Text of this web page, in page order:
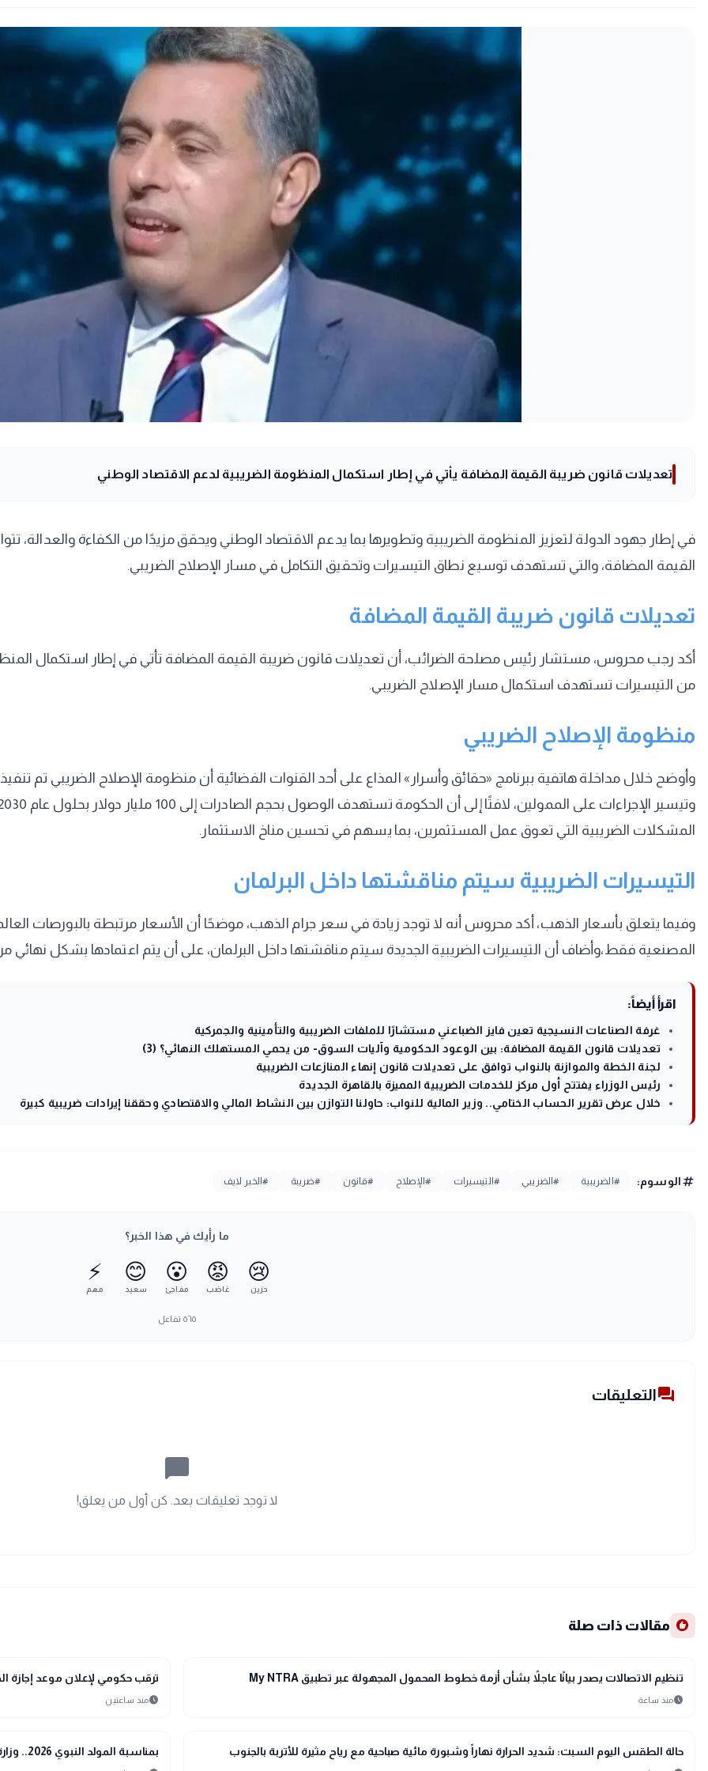
تعديلات قانون ضريبة القيمة المضافة يأتي في إطار استكمال المنظومة الضريبية لدعم الاقتصاد الوطني
في إطار جهود الدولة لتعزيز المنظومة الضريبية وتطويرها بما يدعم الاقتصاد الوطني ويحقق مزيدًا من الكفاءة والعدالة،
القيمة المضافة، والتي تستهدف توسيع نطاق التيسيرات وتحقيق التكامل في مسار الإصلاح الضريبي.
تعديلات قانون ضريبة القيمة المضافة
أكد رجب محروس، مستشار رئيس مصلحة الضرائب، أن تعديلات قانون ضريبة القيمة المضافة تأتي في إطار استكمال
من التيسيرات تستهدف استكمال مسار الإصلاح الضريبي.
منظومة الإصلاح الضريبي
وأوضح خلال مداخلة هاتفية ببرنامج «حقائق وأسرار» المذاع على أحد القنوات الفضائية أن منظومة الإصلاح الضريبي تم
المشكلات الضريبية التي تعوق عمل المستثمرين، بما يسهم في تحسين مناخ الاستثمار.
التيسيرات الضريبية سيتم مناقشتها داخل البرلمان
وفيما يتعلق بأسعار الذهب، أكد محروس أنه لا توجد زيادة في سعر جرام الذهب، موضحًا أن الأسعار مرتبطة بالبورصات
المصنعية فقط،وأضاف أن التيسيرات الضريبية الجديدة سيتم مناقشتها داخل البرلمان، على أن يتم اعتمادها بشكل
اقرأ أيضاً:
غرفة الصناعات النسيجية تعين فايز الضباعني مستشارًا للملفات الضريبية والتأمينية والجمركية
تعديلات قانون القيمة المضافة: بين الوعود الحكومية وآليات السوق- من يحمي المستهلك النهائي؟ (3)
لجنة الخطة والموازنة بالنواب توافق على تعديلات قانون إنهاء المنازعات الضريبية
رئيس الوزراء يفتتح أول مركز للخدمات الضريبية المميزة بالقاهرة الجديدة
خلال عرض تقرير الحساب الختامي.. وزير المالية للنواب: حاولنا التوازن بين النشاط المالي والاقتصادي وحققنا إيرادات ضريبية كبيرة
tagالوسوم: #الضريبية #الضريبي #التيسيرات #الإصلاح #قانون #ضريبة #الخبر لايف
ما رأيك في هذا الخبر؟
😢
حزين
😡
غاضب
😮
مفاجئ
😊
سعيد
⚡
مهم
٥٦٥ تفاعل
forumالتعليقات
chat_bubble_outline
لا توجد تعليقات بعد. كن أول من يعلق!
recommend مقالات ذات صلة
public
الأخبار المحلية
تنظيم الاتصالات يصدر بيانًا عاجلاً بشأن أزمة خطوط المحمول المجهولة عبر تطبيق My NTRA
scheduleمنذ ساعة public
الأخبار المحلية
ترقب حكومي لإعلان موعد إجازة المولد النبوي الشريف
scheduleمنذ ساعتين
public
الأخبار المحلية
حالة الطقس اليوم السبت: شديد الحرارة نهاراً وشبورة مائية صباحية مع رياح مثيرة للأتربة بالجنوب public
الأخبار المحلية
بمناسبة المولد النبوي 2026.. وزارة التموين تطرح حلوى المولد بمنافذها بتخفيضات كبرى